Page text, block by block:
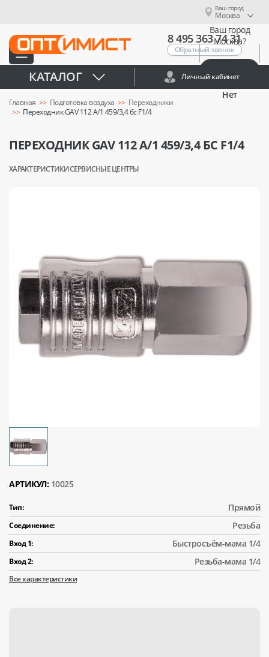
Ваш город
Москва
Ваш город
Москва?
Нет
8 495 363 74 31
Обратный звонок
КАТАЛОГ Личный кабинет
Главная Подготовка воздуха
Переходники
Переходник GAV 112 A/1 459/3,4 бс F1/4
ПЕРЕХОДНИК GAV 112 A/1 459/3,4 БС F1/4
ХАРАКТЕРИСТИКИСЕРВИСНЫЕ ЦЕНТРЫ
АРТИКУЛ: 10025
Тип: Прямой
Соединение: Резьба
Вход 1: Быстросъём-мама 1/4
Вход 2: Резьба-мама 1/4
Все характеристики